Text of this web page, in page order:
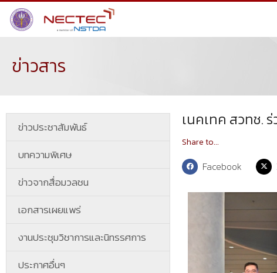
ข่าวสาร
ข่าวประชาสัมพันธ์
บทความพิเศษ
ข่าวจากสื่อมวลชน
เอกสารเผยแพร่
งานประชุมวิชาการและนิทรรศการ
ประกาศอื่นๆ
เนคเทค สวทช.
Share to...
Facebook